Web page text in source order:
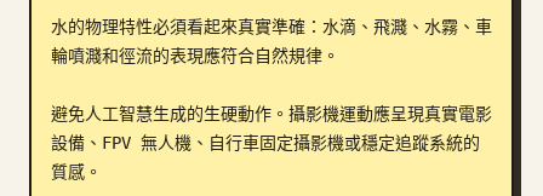
水的物理特性必須看起來真實準確：水滴、飛濺、水霧、車
輪噴濺和徑流的表現應符合自然規律。
避免人工智慧生成的生硬動作。攝影機運動應呈現真實電影
設備、FPV 無人機、自行車固定攝影機或穩定追蹤系統的
質感。